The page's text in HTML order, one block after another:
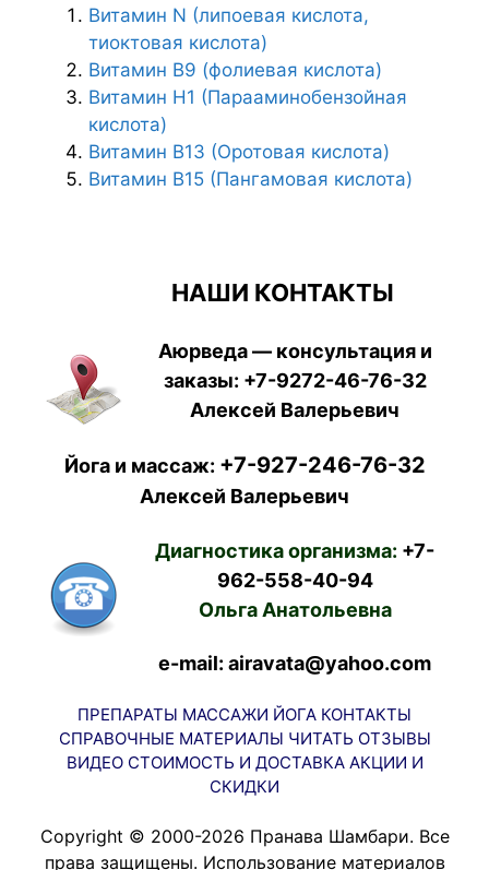
Витамин N (липоевая кислота,
тиоктовая кислота)
Витамин В9 (фолиевая кислота)
Витамин Н1 (Парааминобензойная
кислота)
Витамин B13 (Оротовая кислота)
Витамин В15 (Пангамовая кислота)
НАШИ КОНТАКТЫ
Аюрведа — консультация и
заказы: +7-9272-46-76-32
Алексей Валерьевич
Йога и массаж: +7-927-246-76-32
Алексей Валерьевич
Диагностика организма: +7-
962-558-40-94
Ольга Анатольевна
e-mail: airavata@yahoo.com
ПРЕПАРАТЫ МАССАЖИ ЙОГА КОНТАКТЫ
СПРАВОЧНЫЕ МАТЕРИАЛЫ ЧИТАТЬ ОТЗЫВЫ
ВИДЕО СТОИМОСТЬ И ДОСТАВКА АКЦИИ И
СКИДКИ
Copyright © 2000-2026 Пранава Шамбари. Все
права защищены. Использование материалов